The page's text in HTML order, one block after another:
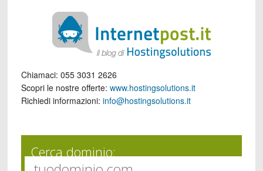
Chiamaci: 055 3031 2626
Scopri le nostre offerte: www.hostingsolutions.it
Richiedi informazioni: info@hostingsolutions.it
Cerca dominio: